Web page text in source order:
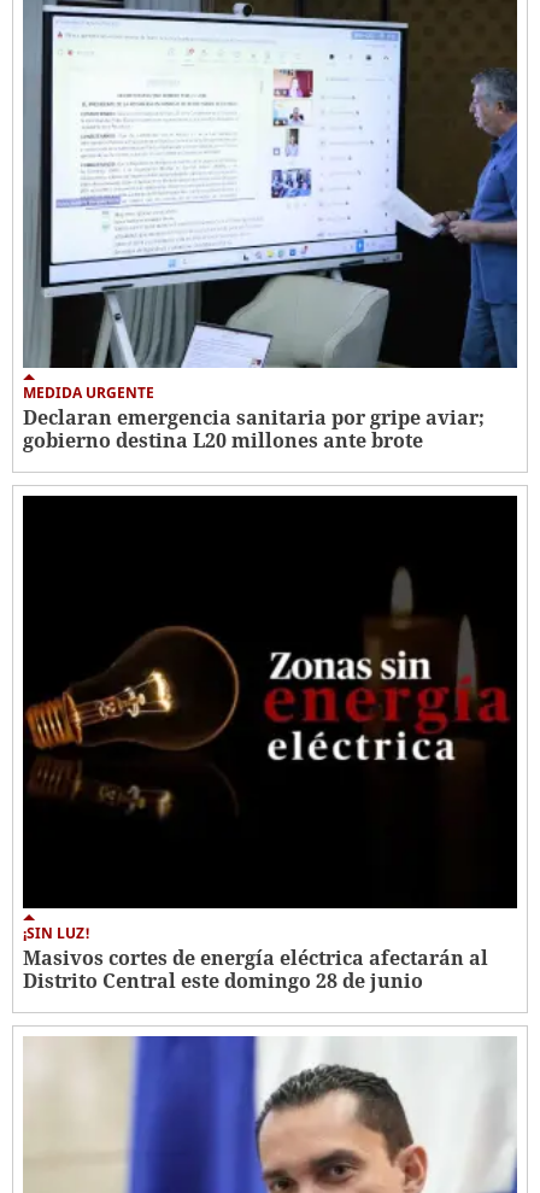
MEDIDA URGENTE
Declaran emergencia sanitaria por gripe aviar;
gobierno destina L20 millones ante brote
¡SIN LUZ!
Masivos cortes de energía eléctrica afectarán al
Distrito Central este domingo 28 de junio